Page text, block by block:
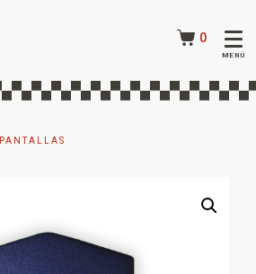
0
PANTALLAS